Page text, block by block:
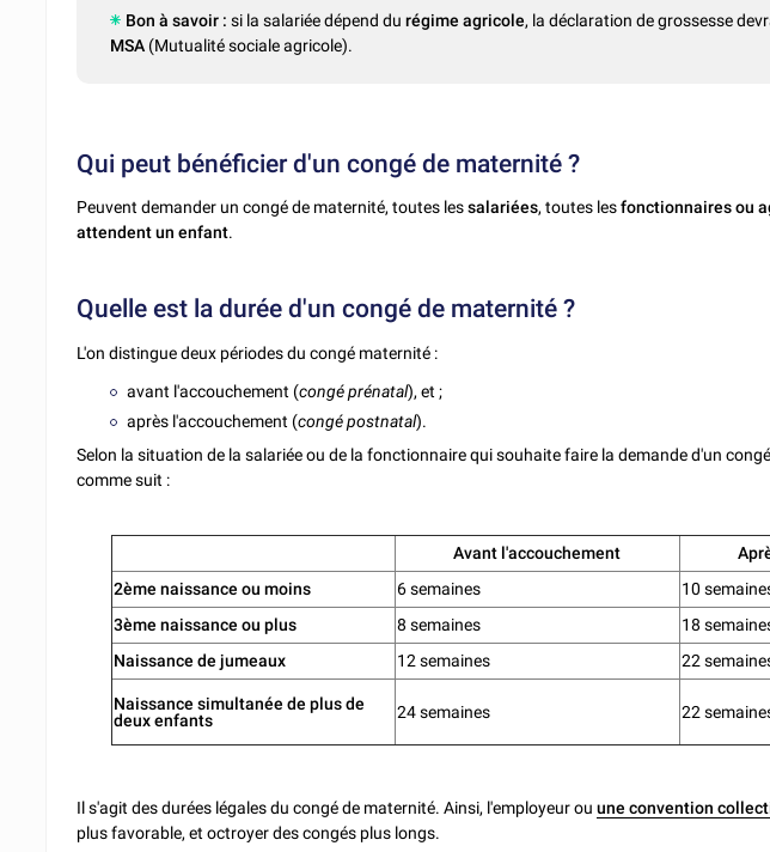
Bon à savoir : si la salariée dépend durégime agricole, la déclaration de grossesse
MSA (Mutualité sociale agricole).
Qui peut bénéficier d'un congé de maternité ?
Peuvent demander un congé de maternité, toutes lessalariées, toutes lesfonctionnairesou
attendent un enfant.
Quelle est la durée d'un congé de maternité ?
L'on distingue deux périodes du congé maternité :
avant l'accouchement (congé prénatal), et ;
après l'accouchement (congé postnatal).
Selon la situation de la salariée ou de la fonctionnaire qui souhaite faire la demande d'un
comme suit :
Avant l'accouchement
2ème naissance ou moins
6 semaines
10
3ème naissance ou plus
8 semaines
18
Naissance de jumeaux
12 semaines 22
Naissance simultanée de plus de
deux enfants
24 semaines 22
Il s'agit des durées légales du congé de maternité. Ainsi, l'employeur ou une convention
plus favorable, et octroyer des congés plus longs.